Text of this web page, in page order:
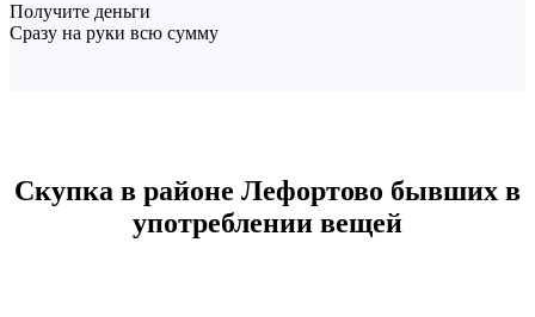
Получите деньги
Сразу на руки всю сумму
Скупка в районе Лефортово бывших в
употреблении вещей